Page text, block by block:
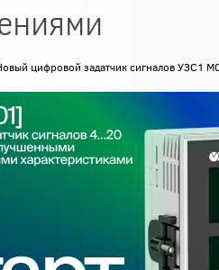
цифровой задатчик сигналов УЗС1